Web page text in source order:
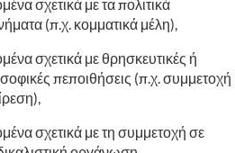
σχετικά με τα πολιτικά
(π.χ. κομματικά μέλη),
σχετικά με θρησκευτικές ή
πεποιθήσεις (π.χ. συμμετοχή
σχετικά με τη συμμετοχή σε